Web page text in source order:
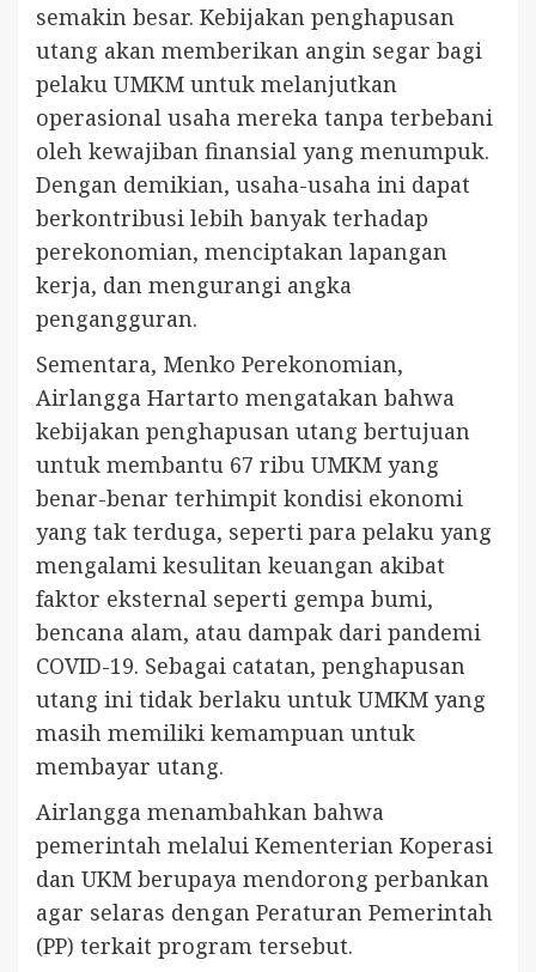
semakin besar. Kebijakan penghapusan
utang akan memberikan angin segar bagi
pelaku UMKM untuk melanjutkan
operasional usaha mereka tanpa terbebani
oleh kewajiban finansial yang menumpuk.
Dengan demikian, usaha-usaha ini dapat
berkontribusi lebih banyak terhadap
perekonomian, menciptakan lapangan
kerja, dan mengurangi angka
pengangguran.
Sementara, Menko Perekonomian,
Airlangga Hartarto mengatakan bahwa
kebijakan penghapusan utang bertujuan
untuk membantu 67 ribu UMKM yang
benar-benar terhimpit kondisi ekonomi
yang tak terduga, seperti para pelaku yang
mengalami kesulitan keuangan akibat
faktor eksternal seperti gempa bumi,
bencana alam, atau dampak dari pandemi
COVID-19. Sebagai catatan, penghapusan
utang ini tidak berlaku untuk UMKM yang
masih memiliki kemampuan untuk
membayar utang.
Airlangga menambahkan bahwa
pemerintah melalui Kementerian Koperasi
dan UKM berupaya mendorong perbankan
agar selaras dengan Peraturan Pemerintah
(PP) terkait program tersebut.